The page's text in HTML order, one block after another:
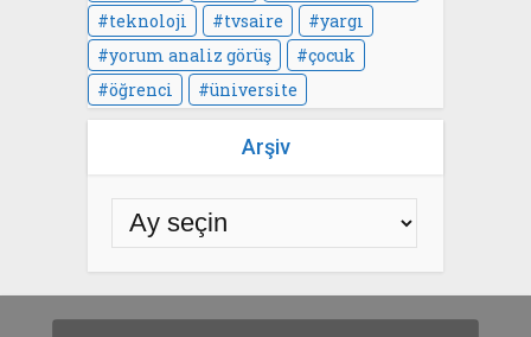
teknoloji
tvsaire
yargı
yorum analiz görüş
çocuk
öğrenci
üniversite
Arşiv